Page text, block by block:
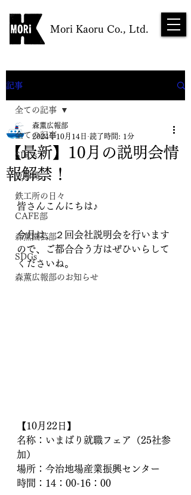
Mori Kaoru Co., Ltd.
NEWS
記事
全ての記事
SDGs
豆知識
鉄工所の日々
CAFE部
森薫園芸部
SDGs
森薫広報部のお知らせ
全ての記事
【最新】10月の説明会情
報解禁！
森薫広報部
2024年10月14日 読了時間: 1分
皆さんこんにちは♪
今月は、２回会社説明会を行います
ので、ご都合合う方はぜひいらして
くださいね。
【10月22日】
名称：いまばり就職フェア（25社参
加）
場所：今治地場産業振興センター
時間：14：00-16：00